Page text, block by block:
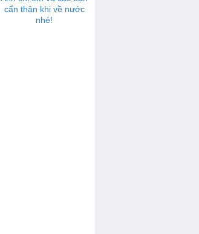
cẩn thận khi về nước
nhé!